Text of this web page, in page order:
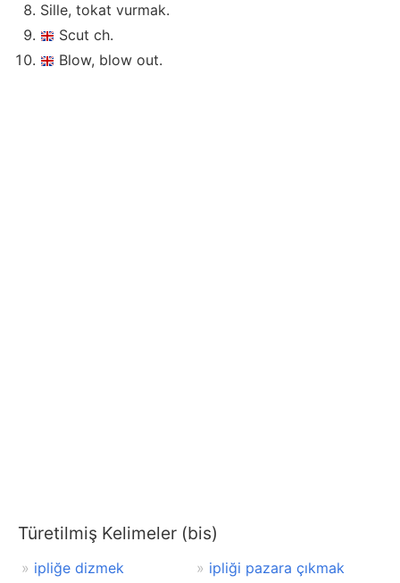
Sille, tokat vurmak.
Scut ch.
Blow, blow out.
Türetilmiş Kelimeler (bis)
ipliğe dizmek
ipliği pazara çıkmak